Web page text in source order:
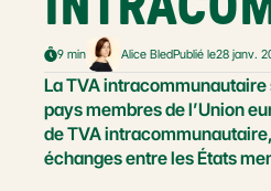
9 min Alice BledPublié le28 janv.
La TVA
pays membres de l’Union
de TVA
échanges entre les États